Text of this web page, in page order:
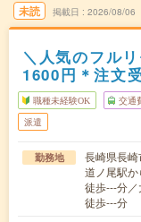
未読 掲載日 2026/08/06
＼人気のフル
1600円＊注文
職種未経験OK 交通
派遣
勤務地
長崎県長崎
道ノ尾駅
徒歩---分
徒歩---分